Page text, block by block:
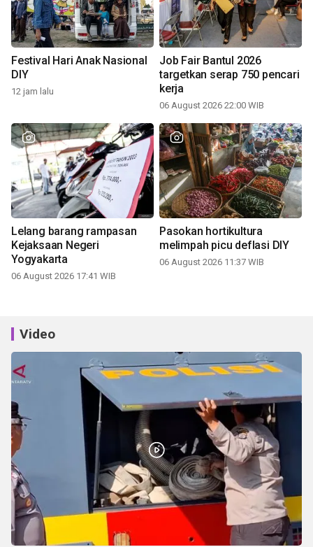
Festival Hari Anak Nasional
DIY
12 jam lalu
Job Fair Bantul 2026
targetkan serap 750 pencari
kerja
06 August 2026 22:00 WIB
Lelang barang rampasan
Kejaksaan Negeri
Yogyakarta
06 August 2026 17:41 WIB
Pasokan hortikultura
melimpah picu deflasi DIY
06 August 2026 11:37 WIB
Video